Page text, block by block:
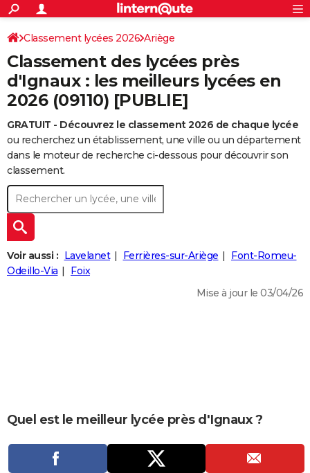
ACTUALITÉS
Politique
Société
Faits Divers
Education
Monde
Villes
+
SPORT
Coupe du monde 2026
Football
Tennis
Cyclisme
Rugby
Forum
CULTURE
Programme TV
TNT
Streaming
Cinéma
Sorties cinéma
Musique
+
FINANCE
Retraite
Impôts
Epargne
Immobilier
Risques naturels par ville
Banque
Assurance
Crédit
AUTO
Essais
Réserver un essai
Citadines
Berlines
SUV
Forum auto
+
HIGH-TECH
BRICOLAGE
Forum
Aménagement intérieur
Extérieur
Cuisine
Salle de bains
Jardinage
Rangement
+WEEK-END
Guides de France
Escapades
Patrimoine
Expositions
Musées
Week-end nature
+
LIFESTYLE
Art de vivre
Bien-être
Loisirs
Mode
Modes de vie
+SANTE
Dictionnaire
Biographies
Expressions
Proverbes
PROGRAMME TV
S'inscrire
Connexion
Classement lycées 2026 Ariège
Classement des lycées près
d'Ignaux : les meilleurs lycées en
2026 (09110) [PUBLIE]
GRATUIT - Découvrez le classement 2026 de chaque lycée
ou recherchez un établissement, une ville ou un département
dans le moteur de recherche ci-dessous pour découvrir son
classement.
Voir aussi : Lavelanet Ferrières-sur-Ariège
Font-Romeu-
Odeillo-Via
Foix
Mise à jour le 03/04/26
Quel est le meilleur lycée près d'Ignaux ?